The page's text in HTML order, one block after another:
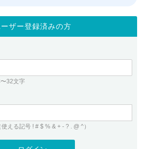
NEW!
ログイン
ュードメインをご利用希望の方
Domainにログイン
ユーザー登録
ザー登録済みの方
32文字
える記号 ! # $ % & + - ? . @ ^）